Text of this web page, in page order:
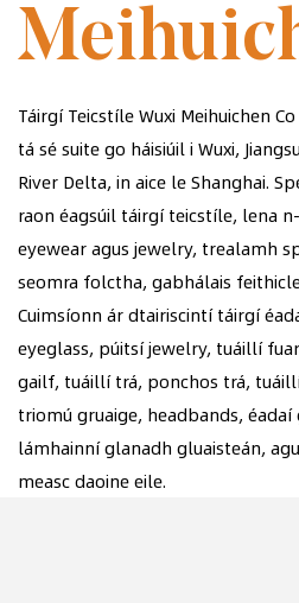
Táirgí Teicstíle Wuxi Meihuichen
tá sé suite go háisiúil i Wuxi,
River Delta, in aice le Shanghai.
raon éagsúil táirgí teicstíle, lena
eyewear agus jewelry, trealamh
seomra folctha, gabhálais
Cuimsíonn ár dtairiscintí táirgí
eyeglass, púitsí jewelry, tuáillí
gailf, tuáillí trá, ponchos trá,
triomú gruaige, headbands,
lámhainní glanadh gluaisteán,
measc daoine eile.